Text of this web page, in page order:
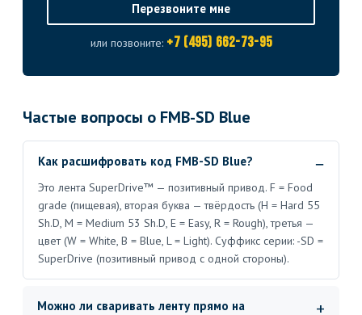
Перезвоните мне
или позвоните: +7 (495) 662-73-95
Частые вопросы о FMB-SD Blue
Как расшифровать код FMB-SD Blue?
Это лента SuperDrive™ — позитивный привод. F = Food
grade (пищевая), вторая буква — твёрдость (H = Hard 55
Sh.D, M = Medium 53 Sh.D, E = Easy, R = Rough), третья —
цвет (W = White, B = Blue, L = Light). Суффикс серии: -SD =
SuperDrive (позитивный привод с одной стороны).
Можно ли сваривать ленту прямо на